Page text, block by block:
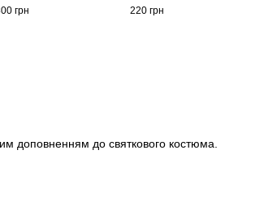
грн
220 грн
доповненням до святкового костюма.